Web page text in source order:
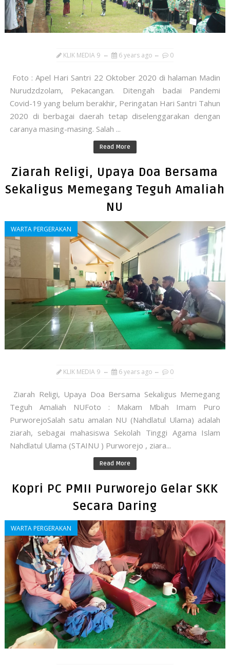
KLIK MEDIA 9 6 years ago 0
Foto : Apel Hari Santri 22 Oktober 2020 di halaman Madin
Nurudzdzolam, Pekacangan. Ditengah badai Pandemi
Covid-19 yang belum berakhir, Peringatan Hari Santri Tahun
2020 di berbagai daerah tetap diselenggarakan dengan
caranya masing-masing. Salah ...
Read More
Ziarah Religi, Upaya Doa Bersama
Sekaligus Memegang Teguh Amaliah
NU
WARTA PERGERAKAN
KLIK MEDIA 9 6 years ago 0
Ziarah Religi, Upaya Doa Bersama Sekaligus Memegang
Teguh Amaliah NUFoto : Makam Mbah Imam Puro
PurworejoSalah satu amalan NU (Nahdlatul Ulama) adalah
ziarah, sebagai mahasiswa Sekolah Tinggi Agama Islam
Nahdlatul Ulama (STAINU ) Purworejo , ziara...
Read More
Kopri PC PMII Purworejo Gelar SKK
Secara Daring
WARTA PERGERAKAN